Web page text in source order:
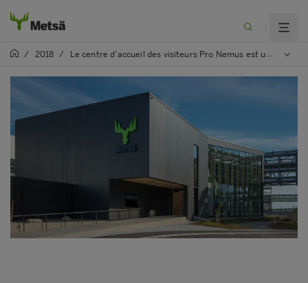
/ 2018 / Le centre d’accueil des visiteurs Pro Nemus est une vitrine pour les produits de bois d’ingénierie